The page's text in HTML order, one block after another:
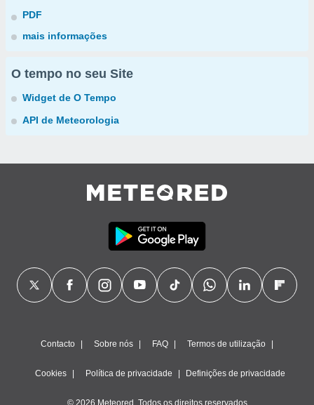
PDF
mais informações
O tempo no seu Site
Widget de O Tempo
API de Meteorologia
Contacto Sobre nós FAQ Termos de utilização
Cookies Política de privacidade Definições de privacidade
© 2026 Meteored. Todos os direitos reservados